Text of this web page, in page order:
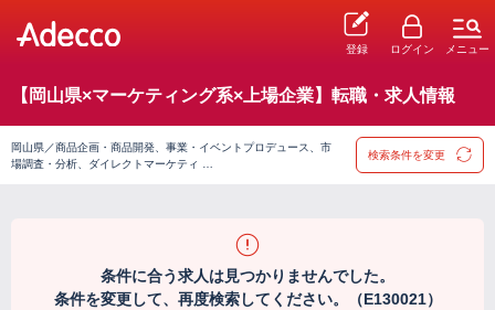
登録 ログイン メニュー
【岡山県×マーケティング系×上場企業】転職・求人情報
岡山県／商品企画・商品開発、事業・イベントプロデュース、市
場調査・分析、ダイレクトマーケティ …
検索条件を変更
条件に合う求人は見つかりませんでした。
条件を変更して、再度検索してください。（E130021）